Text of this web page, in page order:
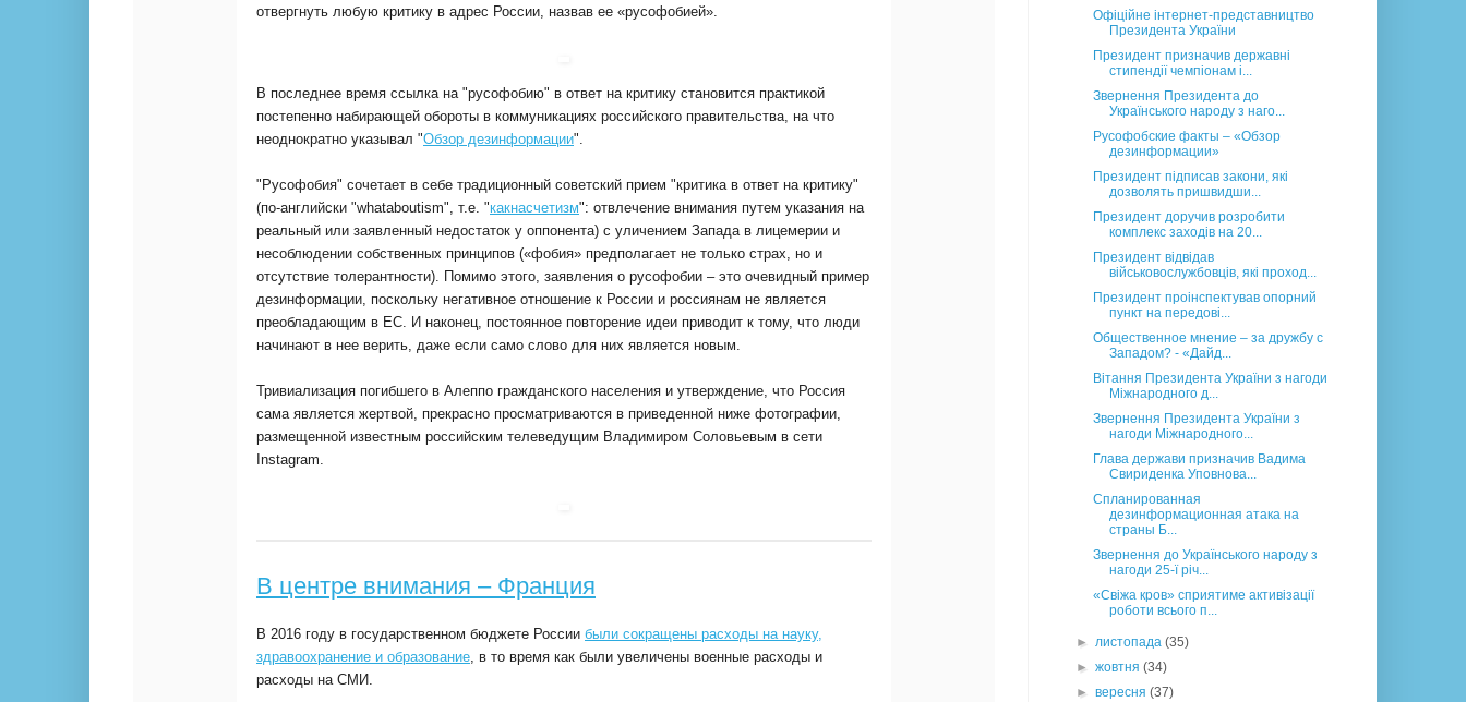
отвергнуть любую критику в адрес России, назвав ее «русофобией».
В последнее время ссылка на "русофобию" в ответ на критику становится практикой
постепенно набирающей обороты в коммуникациях российского правительства, на что
неоднократно указывал "Обзор дезинформации".
"Русофобия" сочетает в себе традиционный советский прием "критика в ответ на критику"
(по-английски "whataboutism", т.е. "какнасчетизм": отвлечение внимания путем указания на
реальный или заявленный недостаток у оппонента) с уличением Запада в лицемерии и
несоблюдении собственных принципов («фобия» предполагает не только страх, но и
отсутствие толерантности). Помимо этого, заявления о русофобии – это очевидный пример
дезинформации, поскольку негативное отношение к России и россиянам не является
преобладающим в ЕС. И наконец, постоянное повторение идеи приводит к тому, что люди
начинают в нее верить, даже если само слово для них является новым.
Тривиализация погибшего в Алеппо гражданского населения и утверждение, что Россия
сама является жертвой, прекрасно просматриваются в приведенной ниже фотографии,
размещенной известным российским телеведущим Владимиром Соловьевым в сети
Instagram.
В центре внимания – Франция
В 2016 году в государственном бюджете России были сокращены расходы на науку,
здравоохранение и образование, в то время как были увеличены военные расходы и
расходы на СМИ.
Офіційне інтернет-представництво
Президента України
Президент призначив державні
стипендії чемпіонам і...
Звернення Президента до
Українського народу з наго...
Русофобские факты – «Обзор
дезинформации»
Президент підписав закони, які
дозволять пришвидши...
Президент доручив розробити
комплекс заходів на 20...
Президент відвідав
військовослужбовців, які проход...
Президент проінспектував опорний
пункт на передові...
Общественное мнение – за дружбу с
Западом? - «Дайд...
Вітання Президента України з нагоди
Міжнародного д...
Звернення Президента України з
нагоди Міжнародного...
Глава держави призначив Вадима
Свириденка Уповнова...
Спланированная
дезинформационная атака на
страны Б...
Звернення до Українського народу з
нагоди 25-ї річ...
«Свіжа кров» сприятиме активізації
роботи всього п...
►листопада(35)
►жовтня(34)
►вересня(37)